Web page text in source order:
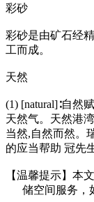
彩砂
彩砂是由矿石经
工而成。
天然
(1) [natural]∶自然
天然气。天然港
当然,自然而然。
的应当帮助 冠先
【温馨提示】本
储空间服务，